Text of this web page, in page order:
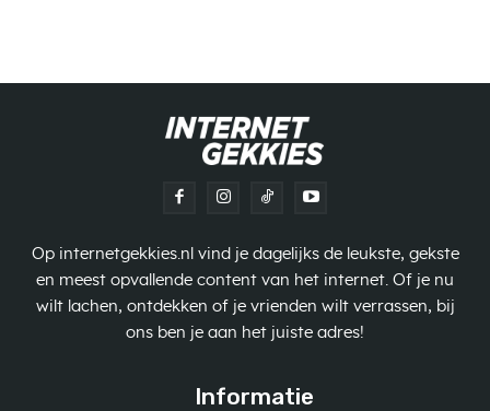
Op internetgekkies.nl vind je dagelijks de leukste, gekste
en meest opvallende content van het internet. Of je nu
wilt lachen, ontdekken of je vrienden wilt verrassen, bij
ons ben je aan het juiste adres!
Informatie